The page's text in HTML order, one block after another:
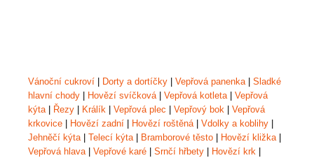
Vánoční cukroví Dorty a dortíčky Vepřová panenka| Sladké
hlavní chody
Hovězí svíčková| Vepřová kotleta| Vepřová
kýta| Řezy Králík Vepřová plec Vepřový bok
Vepřová
krkovice
Hovězí zadní Hovězí roštěná| Vdolky a koblihy
Jehněčí kýta| Telecí kýta| Bramborové těsto Hovězí kližka|
Vepřová hlava| Vepřové karé Srnčí hřbety Hovězí krk